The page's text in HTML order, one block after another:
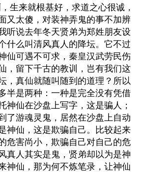
生来就根基好，求道之心很诚，
又太傻，对装神弄鬼的事不加辨
听说去年冬天贤弟为郑姓朋友设
什么叫清风真人的降坛。它不过
仙可遇不可求，秦皇汉武劳民伤
，留下千古的教训，岂有我们这
，真仙就随叫随到的道理？所以
半是两种：一种是完全没有凭借
神仙在沙盘上写字，这是骗人；
了游魂灵鬼，居然在沙盘上自动
神仙，这是欺骗自己。比较起来
危害尚小，欺骗自己对自己的危
真人其实是鬼，贤弟却以为是神
神仙，那为何不炼笔录，让神仙